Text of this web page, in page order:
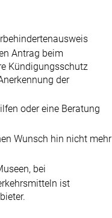
Antrag beim
Kündigungsschutz
der
oder eine Beratung
Wunsch hin nicht mehr
bei
ist